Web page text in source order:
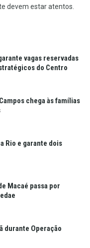
devem estar atentos.
vagas reservadas
do Centro
chega às famílias
Rio e garante dois
Macaé passa por
durante Operação